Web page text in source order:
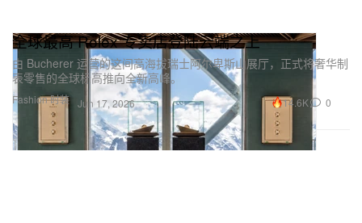
Fashion 时装
全球最高 Rolex 专卖店登陆云端之上
由 Bucherer 运营的这间高海拔瑞士阿尔卑斯山展厅，正式将奢华制
表零售的全球标高推向全新高峰。
Jun 17, 2026 14.6K 0